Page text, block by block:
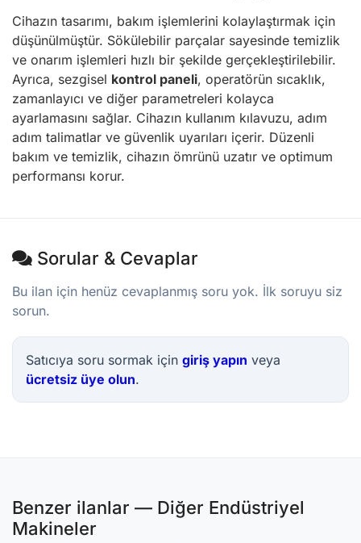
Cihazın tasarımı, bakım işlemlerini kolaylaştırmak için
düşünülmüştür. Sökülebilir parçalar sayesinde temizlik
ve onarım işlemleri hızlı bir şekilde gerçekleştirilebilir.
Ayrıca, sezgisel kontrol paneli, operatörün sıcaklık,
zamanlayıcı ve diğer parametreleri kolayca
ayarlamasını sağlar. Cihazın kullanım kılavuzu, adım
adım talimatlar ve güvenlik uyarıları içerir. Düzenli
bakım ve temizlik, cihazın ömrünü uzatır ve optimum
performansı korur.
Sorular & Cevaplar
Bu ilan için henüz cevaplanmış soru yok. İlk soruyu siz
sorun.
Satıcıya soru sormak için giriş yapın veya
ücretsiz üye olun.
Benzer ilanlar — Diğer Endüstriyel
Makineler